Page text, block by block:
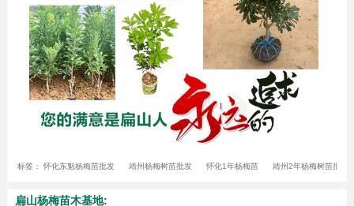
标签： 怀化东魁杨梅苗批发 靖州杨梅树苗批发 怀化1年杨梅苗 靖州2年杨梅树苗批发
扁山杨梅苗木基地: